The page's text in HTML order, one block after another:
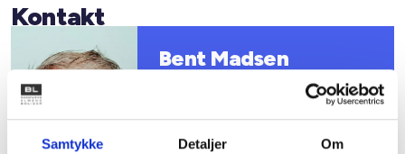
Samtykke Detaljer Om
Kontakt
Bent Madsen
Mail: bma@bl.dk